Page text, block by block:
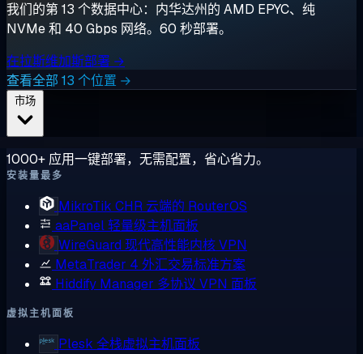
我们的第 13 个数据中心：内华达州的 AMD EPYC、纯
NVMe 和 40 Gbps 网络。60 秒部署。
在拉斯维加斯部署 →
查看全部 13 个位置 →
1000+ 应用一键部署，无需配置，省心省力。
安装量最多
MikroTik CHR 云端的 RouterOS
aaPanel轻量级主机面板
WireGuard 现代高性能内核 VPN
MetaTrader 4 外汇交易标准方案
Hiddify Manager 多协议 VPN 面板
虚拟主机面板
Plesk 全栈虚拟主机面板